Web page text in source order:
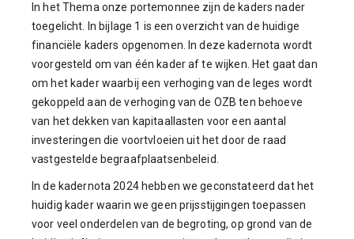
In het Thema onze portemonnee zijn de kaders nader
toegelicht. In bijlage 1 is een overzicht van de huidige
financiële kaders opgenomen. In deze kadernota wordt
voorgesteld om van één kader af te wijken. Het gaat dan
om het kader waarbij een verhoging van de leges wordt
gekoppeld aan de verhoging van de OZB ten behoeve
van het dekken van kapitaallasten voor een aantal
investeringen die voortvloeien uit het door de raad
vastgestelde begraafplaatsenbeleid.
In de kadernota 2024 hebben we geconstateerd dat het
huidig kader waarin we geen prijsstijgingen toepassen
voor veel onderdelen van de begroting, op grond van de